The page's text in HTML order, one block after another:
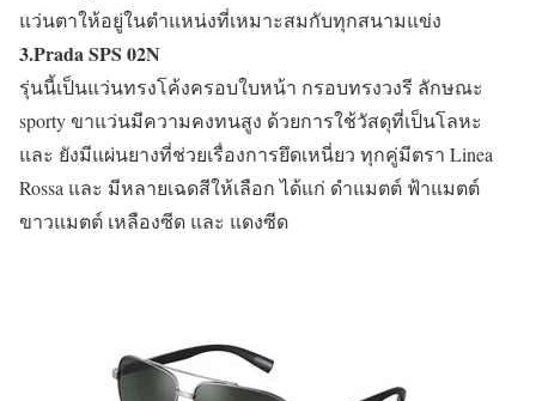
แว่นตาให้อยู่ในตำแหน่งที่เหมาะสมกับทุกสนามแข่ง
3.Prada SPS 02N
รุ่นนี้เป็นแว่นทรงโค้งครอบใบหน้า กรอบทรงวงรี ลักษณะ
sporty ขาแว่นมีความคงทนสูง ด้วยการใช้วัสดุที่เป็นโลหะ
และ ยังมีแผ่นยางที่ช่วยเรื่องการยึดเหนี่ยว ทุกคู่มีตรา Linea
Rossa และ มีหลายเฉดสีให้เลือก ได้แก่ ดำแมตต์ ฟ้าแมตต์
ขาวแมตต์ เหลืองซีด และ แดงซีด